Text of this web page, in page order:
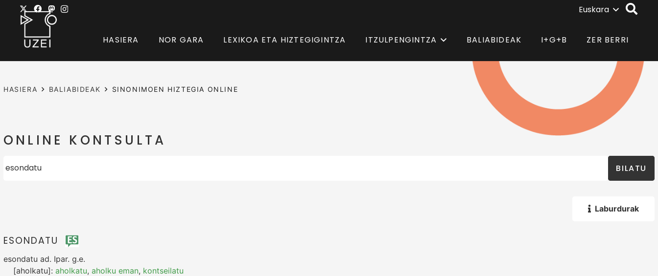
Euskara
HASIERA NOR GARA LEXIKOA ETA HIZTEGIGINTZA ITZULPENGINTZA BALIABIDEAK I+G+B ZER BERRI
HASIERA BALIABIDEAK SINONIMOEN HIZTEGIA ONLINE
ONLINE KONTSULTA
BILATU
Laburdurak
ESONDATU
esondatu ad. Ipar. g.e.
[aholkatu]: aholkatu, aholku eman, kontseilatu